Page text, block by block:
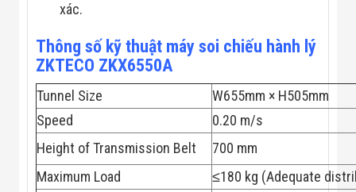
Thủy Sản
Thiết Bị Ngành
Xách
Dự Án Triển
Dự Án Ngành
Dự Án Ngành
Thực Phẩm
xác.
Thông số kỹ thuật máy soi chiếu hành lý
ZKTECO ZKX6550A
Tunnel Size
W655mm × H505mm
Speed
0.20 m/s
Height of Transmission Belt
700 mm
Maximum Load
≤180 kg (Adequate